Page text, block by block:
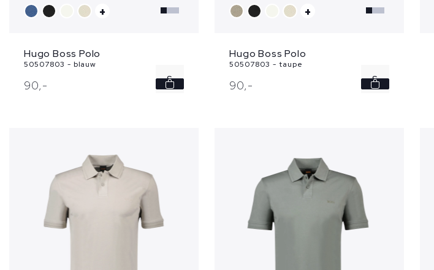
+
Hugo Boss Polo
50507803 - blauw
90,- S
+
Hugo Boss Polo
50507803 - taupe
90,- S